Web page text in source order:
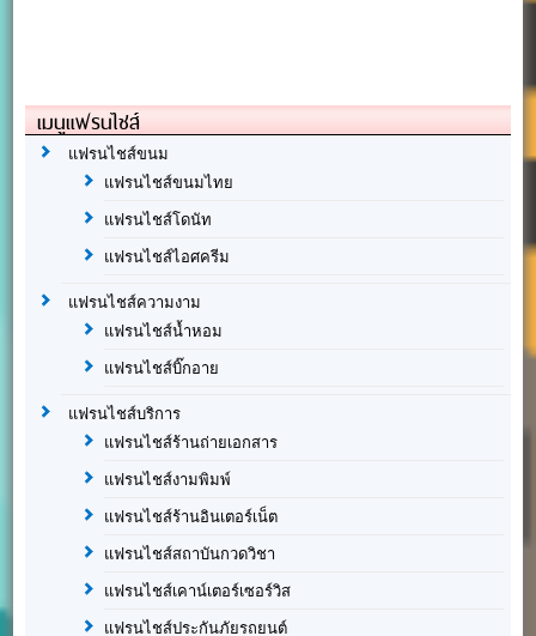
เมนูแฟรนไชส์
แฟรนไชส์ขนม
แฟรนไชส์ขนมไทย
แฟรนไชส์โดนัท
แฟรนไชส์ไอศครีม
แฟรนไชส์ความงาม
แฟรนไชส์น้ำหอม
แฟรนไชส์บิ๊กอาย
แฟรนไชส์บริการ
แฟรนไชส์ร้านถ่ายเอกสาร
แฟรนไชส์งามพิมพ์
แฟรนไชส์ร้านอินเตอร์เน็ต
แฟรนไชส์สถาบันกวดวิชา
แฟรนไชส์เคาน์เตอร์เซอร์วิส
แฟรนไชส์ประกันภัยรถยนต์